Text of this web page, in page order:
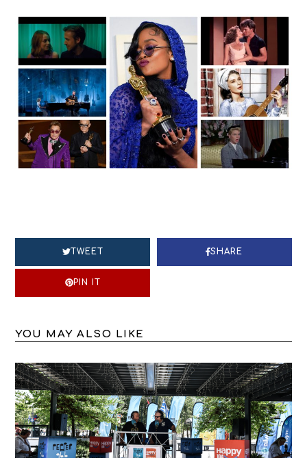
TWEET SHARE
PIN IT
YOU MAY ALSO LIKE